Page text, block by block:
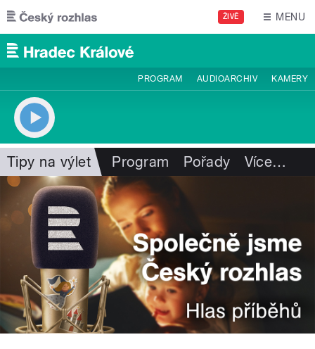
Přejít k hlavnímu obsahu
ŽIVĚ MENU
PROGRAM AUDIOARCHIV KAMERY
Tipy na výlet Program Pořady Více…